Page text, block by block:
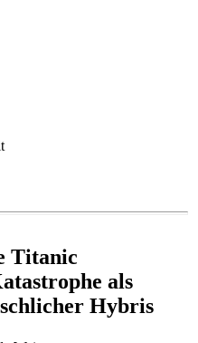
Titanic
als
Hybris